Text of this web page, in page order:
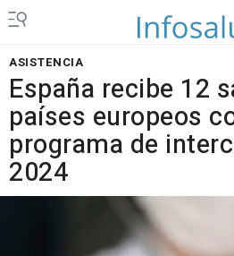
ASISTENCIA
España recibe 12
países europeos
programa de
2024